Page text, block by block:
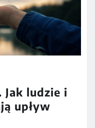
Jak ludzie i
upływ